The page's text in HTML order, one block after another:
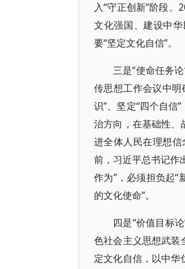
入“守正创新”阶段
文化强国、建设中
要“坚定文化自信”。
三是“使命任务
传思想工作会议中
识”、坚定“四个自信
治方向，在基础性、
进全体人民在理想
前，习近平总书记作
作为”，必须担负起
的文化使命”。
四是“价值目标
色社会主义思想武装
定文化自信，以中